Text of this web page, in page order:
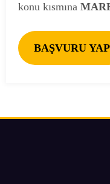
konu kısmına
BAŞVURU YAP